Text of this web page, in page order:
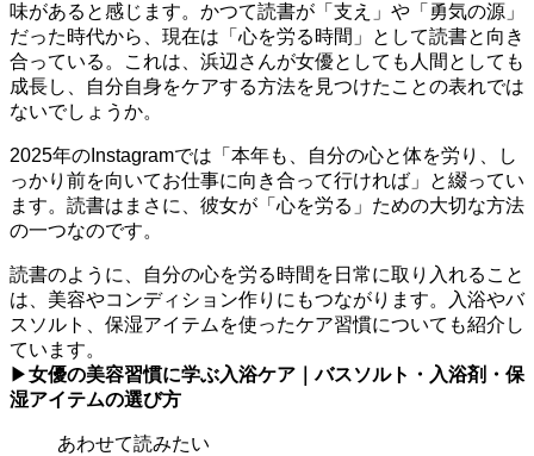
味があると感じます。かつて読書が「支え」や「勇気の源」
だった時代から、現在は「心を労る時間」として読書と向き
合っている。これは、浜辺さんが女優としても人間としても
成長し、自分自身をケアする方法を見つけたことの表れでは
ないでしょうか。
2025年のInstagramでは「本年も、自分の心と体を労り、し
っかり前を向いてお仕事に向き合って行ければ」と綴ってい
ます。読書はまさに、彼女が「心を労る」ための大切な方法
の一つなのです。
読書のように、自分の心を労る時間を日常に取り入れること
は、美容やコンディション作りにもつながります。入浴やバ
スソルト、保湿アイテムを使ったケア習慣についても紹介し
ています。
▶女優の美容習慣に学ぶ入浴ケア｜バスソルト・入浴剤・保
湿アイテムの選び方
あわせて読みたい